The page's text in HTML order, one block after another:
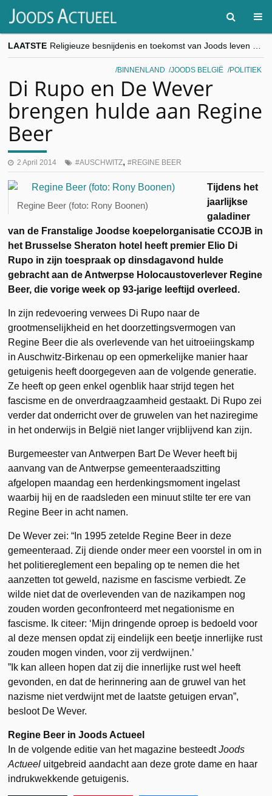
LAATSTE
“Besnijdenisdebat toont hoe moeilijk seculiere Westen minderheden begrijpt”, Jinnih Beels (Vooruit)
CITYTRIP | ROEMENIË – Boekarest: de verrassing van Oost-Europa
BINNENLAND JOODS BELGIË POLITIEK
Di Rupo en De Wever
brengen hulde aan Regine
Beer
2 April 2014 AUSCHWITZ, REGINE BEER
Regine Beer (foto: Rony Boonen)
Tijdens het
jaarlijkse
galadiner
van de Franstalige Joodse koepelorganisatie CCOJB in
het Brusselse Sheraton hotel heeft premier Elio Di
Rupo in zijn toespraak op dinsdagavond hulde
gebracht aan de Antwerpse Holocaustoverlever Regine
Beer, die vorige week op 93-jarige leeftijd overleed.
In zijn redevoering verwees Di Rupo naar de
grootmenselijkheid en het doorzettingsvermogen van
Regine Beer die als overlevende van het uitroeiingskamp
in Auschwitz-Birkenau op een opmerkelijke manier haar
getuigenis heeft doorgegeven aan de volgende generatie.
Ze heeft op geen enkel ogenblik haar strijd tegen het
fascisme en de onverdraagzaamheid gestaakt. Di Rupo zei
verder dat onderricht over de gruwelen van het naziregime
in het onderwijs in België niet langer vrijblijvend kan zijn.
Burgemeester van Antwerpen Bart De Wever heeft bij
aanvang van de Antwerpse gemeenteraadszitting
afgelopen maandag een herdenkingsmoment ingelast
waarbij hij en de raadsleden een minuut stilte ter ere van
Regine Beer in acht namen.
De Wever zei: “In 1995 zetelde Regine Beer in deze
gemeenteraad. Zij diende onder meer een voorstel in om in
het politiereglement een bepaling op te nemen die het
aanzetten tot geweld, nazisme en fascisme verbiedt. Ze
wilde niet dat de overlevenden van de nazikampen nog
zouden worden geconfronteerd met negationisme en
fascisme. Ik citeer: ‘Mijn dringende oproep is bedoeld voor
al deze mensen opdat zij eindelijk een beetje innerlijke rust
zouden mogen vinden, voor zij verdwijnen.’
”Ik kan alleen hopen dat zij die innerlijke rust wel heeft
gevonden, en dat de herinnering aan de gruwel van het
nazisme niet verdwijnt met de laatste getuigen ervan”,
besloot De Wever.
Regine Beer in Joods Actueel
In de volgende editie van het magazine besteedtJoods
Actueel uitgebreid aandacht aan deze grote dame en haar
indrukwekkende getuigenis.